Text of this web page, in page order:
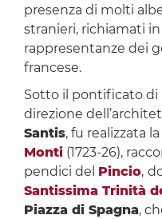
presenza di molti
stranieri, richiamati
rappresentanze dei
francese.
Sotto il pontificato di
direzione
Santis, fu realizzata la
Monti(1723-26),
pendici del Pincio,
Santissima Trinità
Piazza di Spagna,